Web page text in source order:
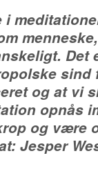
Det
og at vi
opnås
og være
Jesper